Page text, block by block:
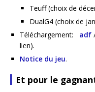
Teuff (choix de
DualG4 (choix de
Téléchargement: adf
lien).
Notice du jeu.
Et pour le